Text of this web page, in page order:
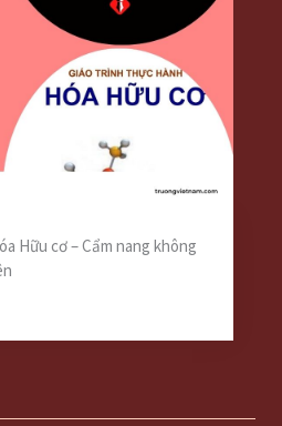
Hữu cơ – Cẩm nang không